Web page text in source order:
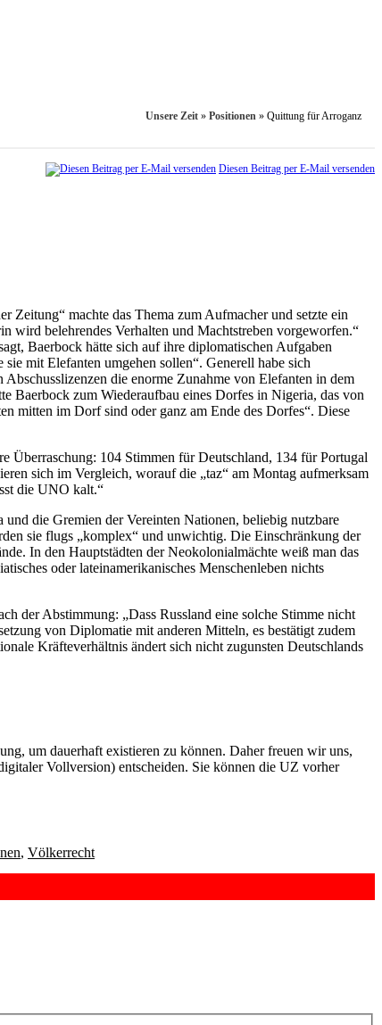
Unsere Zeit » Positionen » Quittung für Arroganz
Diesen Beitrag per E-Mail versenden
Zeitung“ machte das Thema zum Aufmacher und setzte ein
wird belehrendes Verhalten und Machtstreben vorgeworfen.“
Baer­bock hätte sich auf ihre diplomatischen Aufgaben
mit Elefanten umgehen sollen“. Generell habe sich
die enorme Zunahme von Elefanten in dem
Baer­bock zum Wiederaufbau eines Dorfes in Nigeria, das von
mitten im Dorf sind oder ganz am Ende des Dorfes“. Diese
Überraschung: 104 Stimmen für Deutschland, 134 für Portugal
sich im Vergleich, worauf die „taz“ am Montag aufmerksam
die UNO kalt.“
die Gremien der Vereinten Nationen, beliebig nutzbare
sie flugs „komplex“ und unwichtig. Die Einschränkung der
In den Hauptstädten der Neokolonialmächte weiß man das
oder lateinamerikanisches Menschenleben nichts
der Abstimmung: „Dass Russland eine solche Stimme nicht
von Diplomatie mit anderen Mitteln, es bestätigt zudem
Kräfteverhältnis ändert sich nicht zugunsten Deutschlands
um dauerhaft existieren zu können. Daher freuen wir uns,
Vollversion) entscheiden. Sie können die UZ vorher
, Völkerrecht